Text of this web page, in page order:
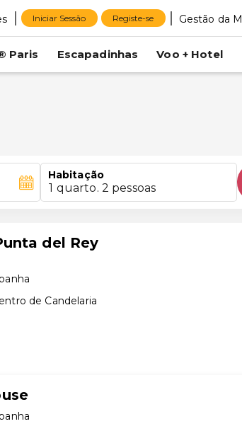
Iniciar Sessão Registe-se Gestão da
Paris Escapadinhas Voo + Hotel
Habitação
1 quarto. 2 pessoas
del Rey
de Candelaria